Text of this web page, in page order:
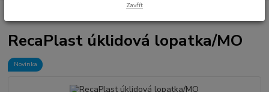
RecaPlast úklidová lopatka/MO
Novinka
Zavřít